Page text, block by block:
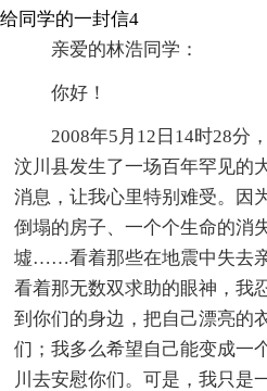
给同学的一封信4
亲爱的林浩同学：
你好！
2008年5月12日14时28
汶川县发生了一场百年罕见的
消息，让我心里特别难受。因
倒塌的房子、一个个生命的消
墟……看着那些在地震中失去
看着那无数双求助的眼神，我
到你们的身边，把自己漂亮的
们；我多么希望自己能变成一
川去安慰你们。可是，我只是